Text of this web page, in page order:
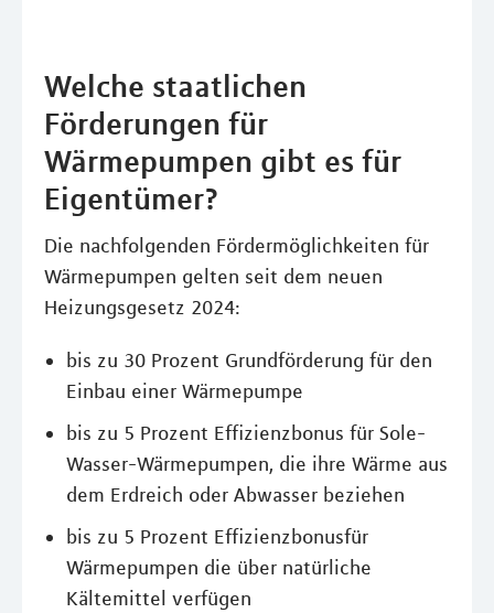
Welche staatlichen
Förderungen für
Wärmepumpen gibt es für
Eigentümer?
Die nachfolgenden Fördermöglichkeiten für
Wärmepumpen gelten seit dem neuen
Heizungsgesetz 2024:
bis zu 30 Prozent Grundförderung für den
Einbau einer Wärmepumpe
bis zu 5 Prozent Effizienzbonus für Sole-
Wasser-Wärmepumpen, die ihre Wärme aus
dem Erdreich oder Abwasser beziehen
bis zu 5 Prozent Effizienzbonusfür
Wärmepumpen die über natürliche
Kältemittel verfügen